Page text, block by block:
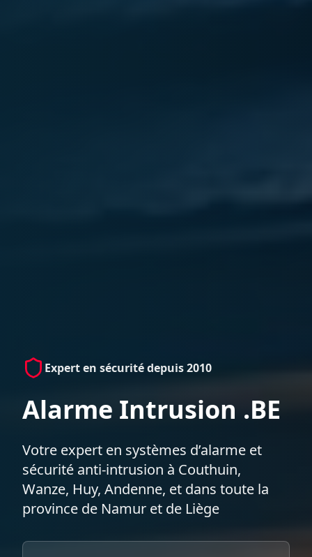
Expert en sécurité depuis 2010
Alarme Intrusion .BE
Votre expert en systèmes d’alarme et
sécurité anti-intrusion à Couthuin,
Wanze, Huy, Andenne, et dans toute la
province de Namur et de Liège